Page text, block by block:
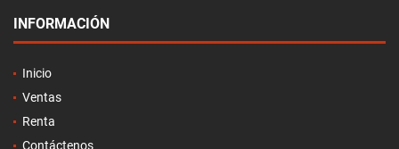
INFORMACIÓN
Inicio
Ventas
Renta
Contáctenos